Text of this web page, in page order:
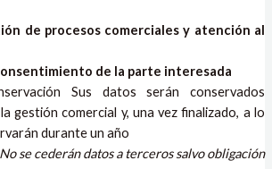
de procesos comerciales y atención al
de la parte interesada
Sus datos serán conservados
gestión comercial y, una vez finalizado, a lo
durante un año
No se cederán datos a terceros salvo obligación